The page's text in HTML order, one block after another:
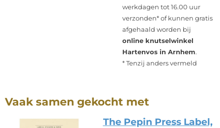
werkdagen tot 16.00 uur
verzonden* of kunnen gratis
afgehaald worden bij
online knutselwinkel
Hartenvos in Arnhem.
* Tenzij anders vermeld
Vaak samen gekocht met
The Pepin Press Label,